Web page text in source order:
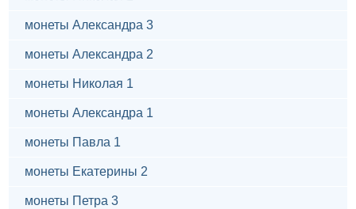
монеты Александра 3
монеты Александра 2
монеты Николая 1
монеты Александра 1
монеты Павла 1
монеты Екатерины 2
монеты Петра 3